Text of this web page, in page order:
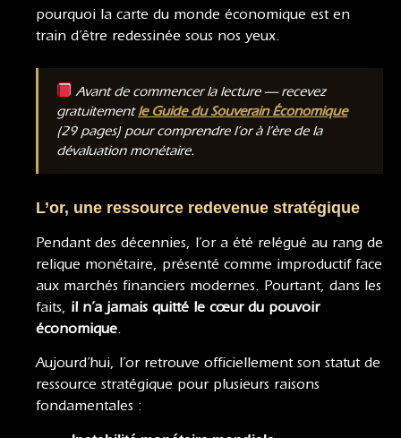
pourquoi la carte du monde économique est en
train d’être redessinée sous nos yeux.
Avant de commencer la lecture — recevez
gratuitementle Guide du Souverain Économique
(29 pages) pour comprendre l’or à l’ère de la
dévaluation monétaire.
L’or, une ressource redevenue stratégique
Pendant des décennies, l’or a été relégué au rang de
relique monétaire, présenté comme improductif face
aux marchés financiers modernes. Pourtant, dans les
faits, il n’a jamais quitté le cœur du pouvoir
économique.
Aujourd’hui, l’or retrouve officiellement son statut de
ressource stratégique pour plusieurs raisons
fondamentales :